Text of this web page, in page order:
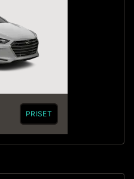
PRISET